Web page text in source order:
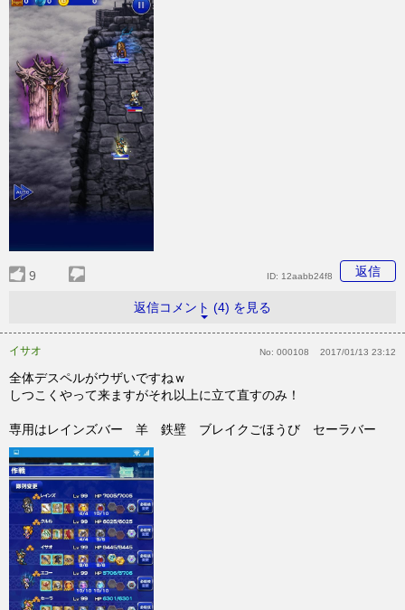
9 返信
ID: 12aabb24f8
返信コメント (4) を見る
イサオ No: 000108 2017/01/13 23:12
全体デスペルがウザいですねｗ
しつこくやって来ますがそれ以上に立て直すのみ！
専用はレインズバー 羊 鉄壁 ブレイクごほうび セーラバー